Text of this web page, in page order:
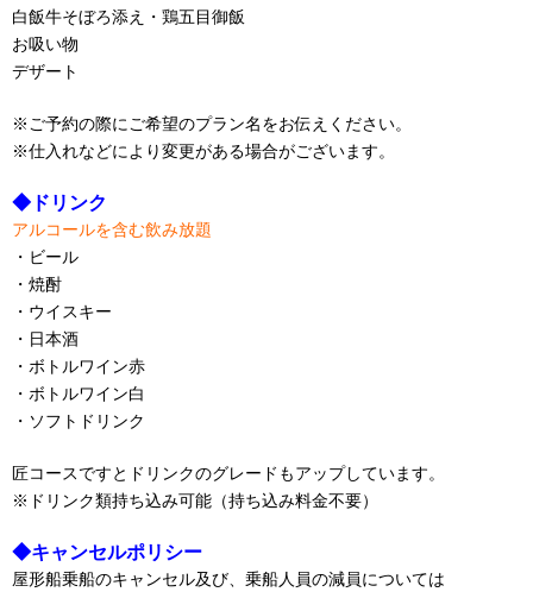
白飯牛そぼろ添え・鶏五目御飯
お吸い物
デザート
※ご予約の際にご希望のプラン名をお伝えください。
※仕入れなどにより変更がある場合がございます。
◆ドリンク
アルコールを含む飲み放題
・ビール
・焼酎
・ウイスキー
・日本酒
・ボトルワイン赤
・ボトルワイン白
・ソフトドリンク
匠コースですとドリンクのグレードもアップしています。
※ドリンク類持ち込み可能（持ち込み料金不要）
◆キャンセルポリシー
屋形船乗船のキャンセル及び、乗船人員の減員については